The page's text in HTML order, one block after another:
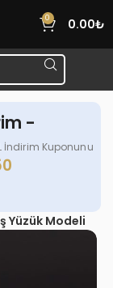
0 0.00₺
-
İndirim Kuponunu
Yüzük Modeli